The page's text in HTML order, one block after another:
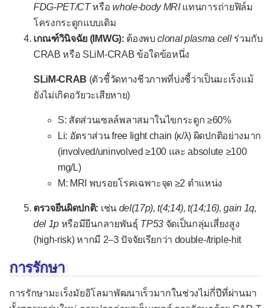
มะเร็งไทรอยด์
เนื้องอกที่ต่อมพาราไทรอยด์
เนื้องอกต่อมไพเนียล
เนื้องอกที่ต่อมหมวกไต
เนื้องอกของเซลล์ไอสเล็ต
FDG-PET/CTหรือwhole-body MRIแทนการถ่ายฟิล์ม
โครงกระดูกแบบเดิม
เกณฑ์วินิจฉัย (IMWG): ต้องพบclonal plasma cellร่วมกับ
CRAB หรือ SLiM-CRAB ข้อใดข้อหนึ่ง
SLiM-CRAB (ตัวชี้วัดทางชีวภาพที่บ่งชี้ว่าเป็นมะเร็งแม้
ยังไม่เกิดอวัยวะเสียหาย)
S: สัดส่วนเซลล์พลาสมาในไขกระดูก ≥60%
Li: อัตราส่วน free light chain (κ/λ) ผิดปกติอย่างมาก
(involved/uninvolved ≥100 และ absolute ≥100
mg/L)
M: MRI พบรอยโรคเฉพาะจุด ≥2 ตำแหน่ง
ตรวจยีนผิดปกติ: เช่น del(17p), t(4;14), t(14;16), gain 1q,
del 1p หรือมียีนกลายพันธุ์ TP53 จัดเป็นกลุ่มเสี่ยงสูง
(high-risk) หากมี 2–3 ปัจจัยเรียกว่า double-/triple-hit
การรักษา
การรักษามะเร็งมัยอิโลมาพัฒนาเร็วมากในช่วงไม่กี่ปีที่ผ่านมา